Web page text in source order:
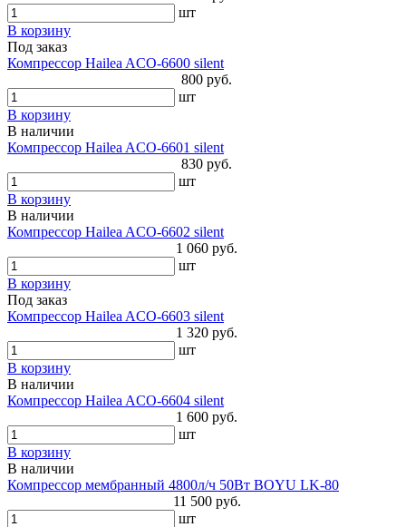
шт
В корзину
Под заказ
Компрессор Hailea ACO-6600 silent
800 руб.
шт
В корзину
В наличии
Компрессор Hailea ACO-6601 silent
830 руб.
шт
В корзину
В наличии
Компрессор Hailea ACO-6602 silent
1 060 руб.
шт
В корзину
Под заказ
Компрессор Hailea ACO-6603 silent
1 320 руб.
шт
В корзину
В наличии
Компрессор Hailea ACO-6604 silent
1 600 руб.
шт
В корзину
В наличии
Компрессор мембранный 4800л/ч 50Вт BOYU LK-80
11 500 руб.
шт